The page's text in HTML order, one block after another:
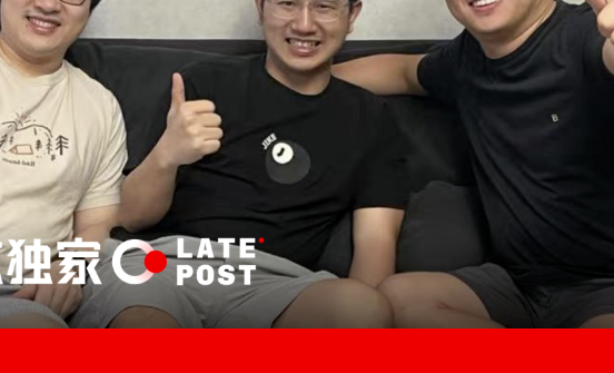
《晚点 LatePost》独家获悉，Meta 以数十亿美元收购开发 AI 应用 Manus 的公司蝴蝶效应。这是 Meta 成立以来第三大收购，花费仅次于 WhatsApp 和 Scale AI。